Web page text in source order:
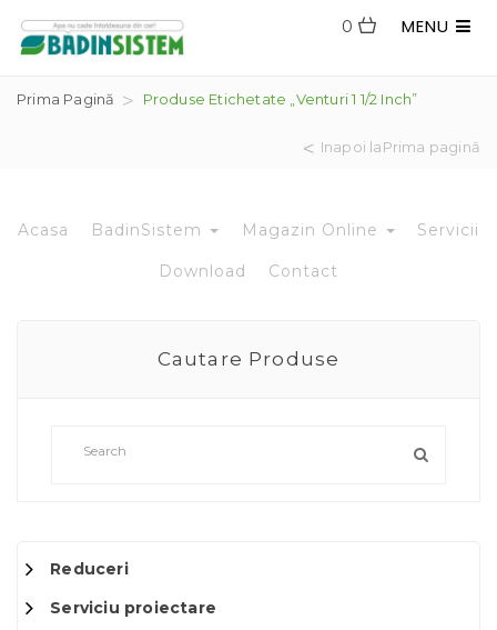
MENU
0
Prima Pagină Produse Etichetate „venturi 1 1/2 Inch”
Inapoi laPrima pagină
Acasa BadinSistem Magazin Online Servicii
Download Contact
Cautare Produse
Reduceri
Serviciu proiectare